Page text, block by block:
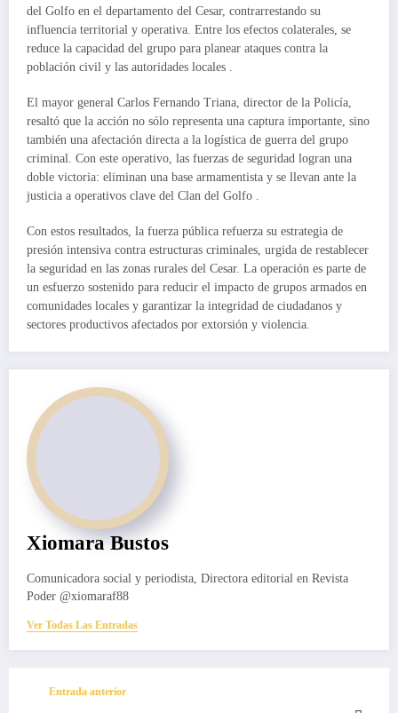
del Golfo en el departamento del Cesar, contrarrestando su
influencia territorial y operativa. Entre los efectos colaterales, se
reduce la capacidad del grupo para planear ataques contra la
población civil y las autoridades locales .
El mayor general Carlos Fernando Triana, director de la Policía,
resaltó que la acción no sólo representa una captura importante, sino
también una afectación directa a la logística de guerra del grupo
criminal. Con este operativo, las fuerzas de seguridad logran una
doble victoria: eliminan una base armamentista y se llevan ante la
justicia a operativos clave del Clan del Golfo .
Con estos resultados, la fuerza pública refuerza su estrategia de
presión intensiva contra estructuras criminales, urgida de restablecer
la seguridad en las zonas rurales del Cesar. La operación es parte de
un esfuerzo sostenido para reducir el impacto de grupos armados en
comunidades locales y garantizar la integridad de ciudadanos y
sectores productivos afectados por extorsión y violencia.
Xiomara Bustos
Comunicadora social y periodista, Directora editorial en Revista
Poder @xiomaraf88
Ver Todas Las Entradas
Entrada anterior